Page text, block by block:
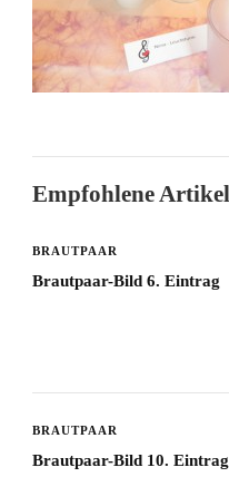
Empfohlene Artikel
BRAUTPAAR
Brautpaar-Bild 6. Eintrag
BRAUTPAAR
Brautpaar-Bild 10. Eintrag